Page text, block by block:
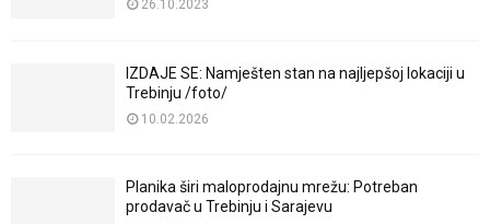
26.10.2023
IZDAJE SE: Namješten stan na najljepšoj lokaciji u
Trebinju /foto/
10.02.2026
Planika širi maloprodajnu mrežu: Potreban
prodavač u Trebinju i Sarajevu